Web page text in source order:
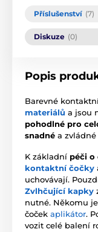
Příslušenství (7)
Diskuze (0)
Popis
Barevné
materiálů a jsou
pohodlné pro
snadné a
K základní péči o
kontaktní čočky
uchovávají.
Zvlhčující kapky
nutné. Někomu
čoček aplikátor.
vozit celé balení